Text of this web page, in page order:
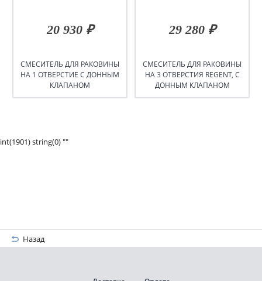
20 930 ₽
СМЕСИТЕЛЬ ДЛЯ РАКОВИНЫ
НА 1 ОТВЕРСТИЕ С ДОННЫМ
КЛАПАНОМ
29 280 ₽
СМЕСИТЕЛЬ ДЛЯ РАКОВИНЫ
НА 3 ОТВЕРСТИЯ REGENT, С
ДОННЫМ КЛАПАНОМ
int(1901) string(0) ""
Назад